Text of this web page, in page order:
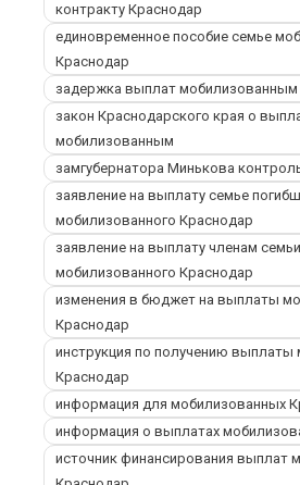
контракту Краснодар
единовременное пособие семье
Краснодар
задержка выплат мобилизованным
закон Краснодарского края о
мобилизованным
замгубернатора Минькова
заявление на выплату семье
мобилизованного Краснодар
заявление на выплату членам
мобилизованного Краснодар
изменения в бюджет на выплаты
Краснодар
инструкция по получению
Краснодар
информация для мобилизованных
информация о выплатах
источник финансирования выплат